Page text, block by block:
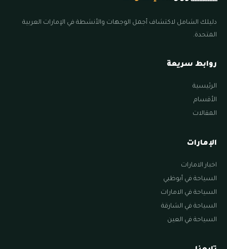
دليلك الشامل لاكتشاف أجمل الوجهات والأنشطة في الإمارات العربية
المتحدة.
روابط سريعة
الرئيسية
الأقسام
المقالات
الإمارات
اخبار الامارات
السياحة في أبوظبي
السياحة في الامارات
السياحة في الشارقة
السياحة في العين